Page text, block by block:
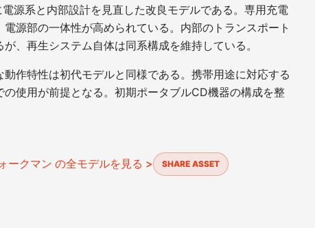
源系と内部設計を見直した改良モデルである。専用充電
源部の一体性が高められている。内部のトランスポート
、再生システム自体は同系構成を維持している。
作特性は初代モデルと同様である。携帯用途に対応する
使用が前提となる。初期ポータブルCD機器の構成を整
ークマン の全モデルを見る > SHARE ASSET